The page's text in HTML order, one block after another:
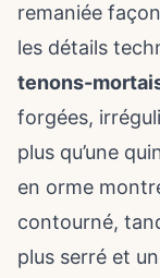
remaniée façon
les détails
tenons-
forgées,
plus qu’une
en orme
contourné,
plus serré et